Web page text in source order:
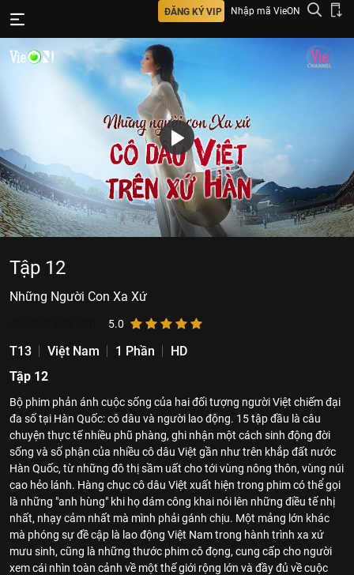
ĐĂNG KÝ VIP Nhập mã VieON
Tập 12
Những Người Con Xa Xứ
5.0
T13 Việt Nam 1 Phần
HD
Tập 12
Bộ phim phản ánh cuộc sống của hai đối tượng người Việt chiếm đại
đa số tại Hàn Quốc: cô dâu và người lao động. 15 tập đầu là câu
chuyện thực tế nhiều phũ phàng, ghi nhận một cách sinh động đời
sống và số phận của nhiều cô dâu Việt gần như trên khắp đất nước
Hàn Quốc, từ những đô thị sầm uất cho tới vùng nông thôn, vùng núi
cao hẻo lánh. Hàng chục cô dâu Việt xuất hiện trong phim có thể gọi
là những "anh hùng" khi họ dám công khai nói lên những điều tế nhị
nhất, nhạy cảm nhất mà mình phải gánh chịu. Một mảng lớn khác
mà phóng sự đề cập là lao động Việt Nam trong hành trình xa xứ
mưu sinh, cũng là những thước phim cô đọng, cung cấp cho người
xem cái nhìn toàn cảnh về một thế giới rộng lớn và đầy đủ về cuộc